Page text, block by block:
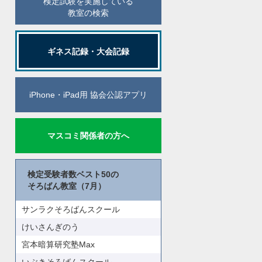
教室の検索
ギネス記録・大会記録
iPhone・iPad用 協会公認アプリ
マスコミ関係者の方へ
検定受験者数ベスト50の
そろばん教室（7月）
サンラクそろばんスクール
けいさんぎのう
宮本暗算研究塾Max